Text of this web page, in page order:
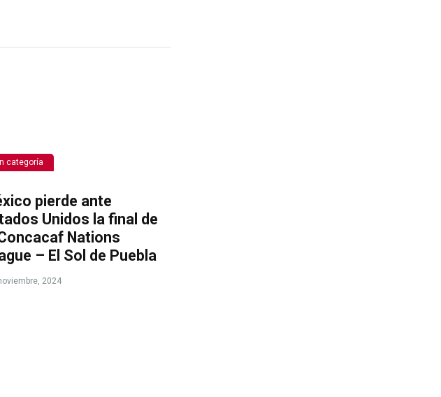
categoría
pierde ante
Unidos la final de
Nations
– El Sol de Puebla
2024